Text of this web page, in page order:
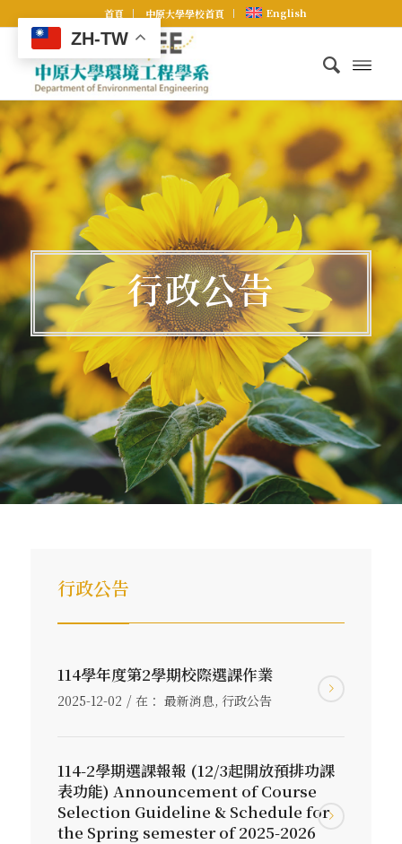
首頁 中原大學學校首頁 English
行政公告
行政公告
114學年度第2學期校際選課作業
2025-12-02 / 在： 最新消息, 行政公告
114-2學期選課報報 (12/3起開放預排功課
表功能) Announcement of Course
Selection Guideline & Schedule for
the Spring semester of 2025-2026
ZH-TW